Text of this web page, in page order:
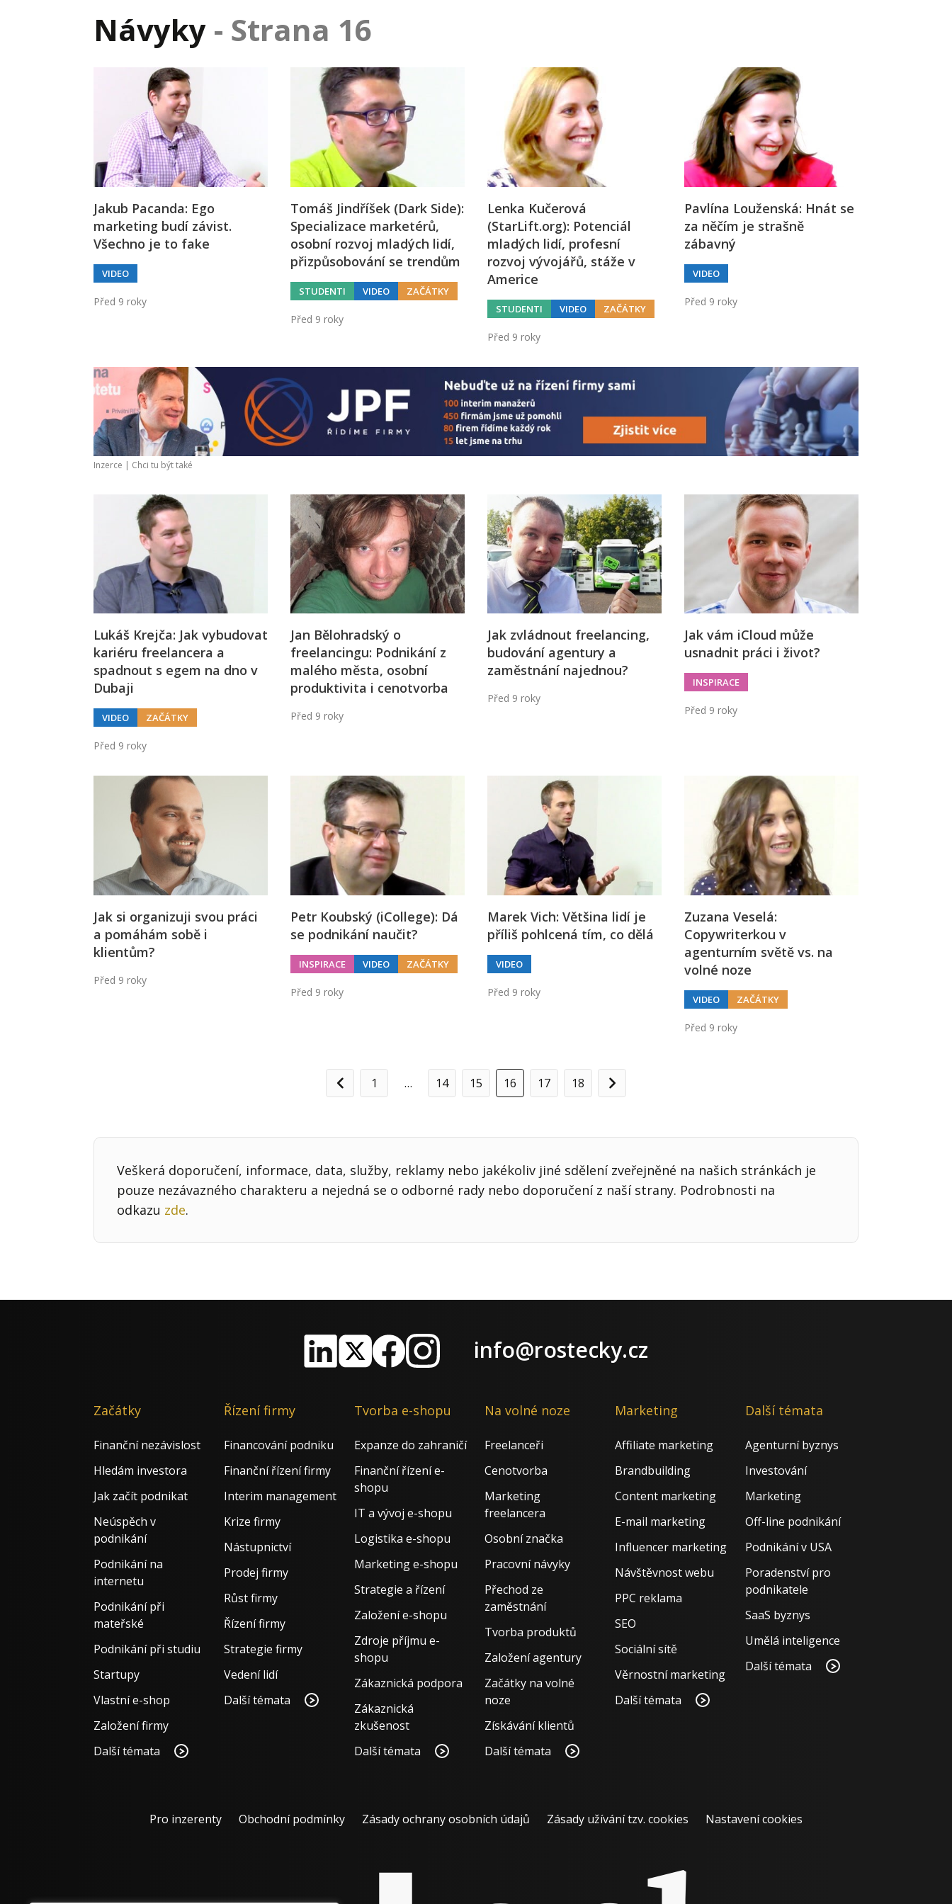
Interim management
Konkurenceschopnost firmy
Krizové řízení firmy
Management firmy
Projektové řízení
Předání firmy nástupci
Restrukturalizace podniku
Řízení firmy
Zaměstnanecké akcie
Ziskovost firmy
Já v médiích
Návyky - Strana 16
Jakub Pacanda: Ego
marketing budí závist.
Všechno je to fake
VIDEO
Před 9 roky
Tomáš Jindříšek (Dark Side):
Specializace marketérů,
osobní rozvoj mladých lidí,
přizpůsobování se trendům
STUDENTI VIDEO ZAČÁTKY
Před 9 roky
Lenka Kučerová
(StarLift.org): Potenciál
mladých lidí, profesní
rozvoj vývojářů, stáže v
Americe
STUDENTI VIDEO ZAČÁTKY
Před 9 roky
Pavlína Louženská: Hnát se
za něčím je strašně
zábavný
VIDEO
Před 9 roky
Inzerce | Chci tu být také
Lukáš Krejča: Jak vybudovat
kariéru freelancera a
spadnout s egem na dno v
Dubaji
VIDEO ZAČÁTKY
Před 9 roky
Jan Bělohradský o
freelancingu: Podnikání z
malého města, osobní
produktivita i cenotvorba
Před 9 roky
Jak zvládnout freelancing,
budování agentury a
zaměstnání najednou?
Před 9 roky
Jak vám iCloud může
usnadnit práci i život?
INSPIRACE
Před 9 roky
Jak si organizuji svou práci
a pomáhám sobě i
klientům?
Před 9 roky
Petr Koubský (iCollege): Dá
se podnikání naučit?
INSPIRACE VIDEO ZAČÁTKY
Před 9 roky
Marek Vich: Většina lidí je
příliš pohlcená tím, co dělá
VIDEO
Před 9 roky
Zuzana Veselá:
Copywriterkou v
agenturním světě vs. na
volné noze
VIDEO ZAČÁTKY
Před 9 roky
Předchozí
1 … 14 15 16 17 18
Další
Veškerá doporučení, informace, data, služby, reklamy nebo jakékoliv jiné sdělení zveřejněné na našich stránkách je
pouze nezávazného charakteru a nejedná se o odborné rady nebo doporučení z naší strany. Podrobnosti na
odkazu zde.
info@rostecky.cz
Začátky
Finanční nezávislost
Hledám investora
Jak začít podnikat
Neúspěch v
podnikání
Podnikání na
internetu
Podnikání při
mateřské
Podnikání při studiu
Startupy
Vlastní e-shop
Založení firmy
Další témata
Řízení firmy
Financování podniku
Finanční řízení firmy
Interim management
Krize firmy
Nástupnictví
Prodej firmy
Růst firmy
Řízení firmy
Strategie firmy
Vedení lidí
Další témata
Tvorba e-shopu
Expanze do zahraničí
Finanční řízení e-
shopu
IT a vývoj e-shopu
Logistika e-shopu
Marketing e-shopu
Strategie a řízení
Založení e-shopu
Zdroje příjmu e-
shopu
Zákaznická podpora
Zákaznická
zkušenost
Další témata
Na volné noze
Freelanceři
Cenotvorba
Marketing
freelancera
Osobní značka
Pracovní návyky
Přechod ze
zaměstnání
Tvorba produktů
Založení agentury
Začátky na volné
noze
Získávání klientů
Další témata
Marketing
Affiliate marketing
Brandbuilding
Content marketing
E-mail marketing
Influencer marketing
Návštěvnost webu
PPC reklama
SEO
Sociální sítě
Věrnostní marketing
Další témata
Další témata
Agenturní byznys
Investování
Marketing
Off-line podnikání
Podnikání v USA
Poradenství pro
podnikatele
SaaS byznys
Umělá inteligence
Další témata
Pro inzerenty Obchodní podmínky Zásady ochrany osobních údajů Zásady užívání tzv. cookies Nastavení cookies